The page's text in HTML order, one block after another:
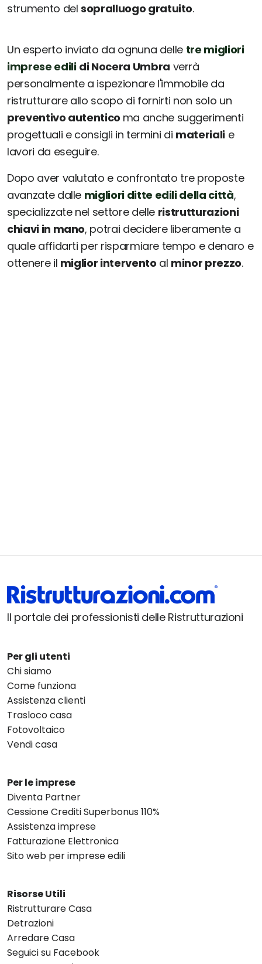
strumento delsopralluogo gratuito.
Un esperto inviato da ognuna delle tre migliori
imprese edili di Nocera Umbra verrà
personalmente a ispezionare l'immobile da
ristrutturare allo scopo di fornirti non solo un
preventivo autentico ma anche suggerimenti
progettuali e consigli in termini di materialie
lavori da eseguire.
Dopo aver valutato e confrontato tre proposte
avanzate dalle migliori ditte edili della città,
specializzate nel settore delle ristrutturazioni
chiavi in mano, potrai decidere liberamente a
quale affidarti per risparmiare tempo e denaro e
ottenere il miglior intervento al minor prezzo.
Il portale dei professionisti delle Ristrutturazioni
Per gli utenti
Chi siamo
Come funziona
Assistenza clienti
Trasloco casa
Fotovoltaico
Vendi casa
Per le imprese
Diventa Partner
Cessione Crediti Superbonus 110%
Assistenza imprese
Fatturazione Elettronica
Sito web per imprese edili
Risorse Utili
Ristrutturare Casa
Detrazioni
Arredare Casa
Seguici su Facebook